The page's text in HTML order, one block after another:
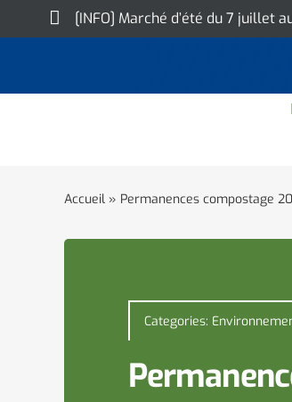
to
[INFO] Marché d’été du 7 juillet
Accueil» Permanences compostage
Categories: